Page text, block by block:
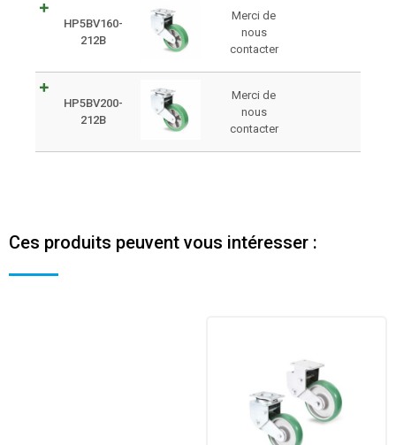
HP5BV160-
212B
Merci de
nous
contacter
HP5BV200-
212B
Merci de
nous
contacter
Ces produits peuvent vous intéresser :